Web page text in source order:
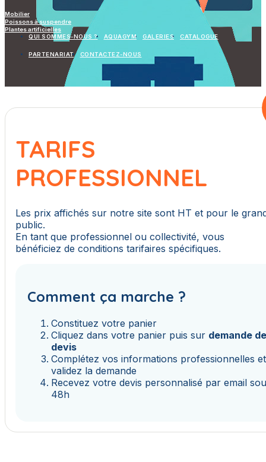
Mobilier
Poissons à suspendre
Plantes artificielles
QUI SOMMES-NOUS ?
AQUAGYM GALERIES CATALOGUE
PARTENARIAT CONTACTEZ-NOUS
TARIFS
PROFESSIONNEL
Les prix affichés sur notre site sont HT et pour le
public.
En tant que professionnel ou collectivité, vous
bénéficiez de conditions tarifaires spécifiques.
Comment ça marche ?
Constituez votre panier
Cliquez dans votre panier puis sur demande
devis
Complétez vos informations professionnelles et
validez la demande
Recevez votre devis personnalisé par email
48h